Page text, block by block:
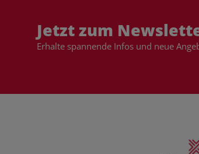
Jetzt zum
Erhalte spannende Infos und neue